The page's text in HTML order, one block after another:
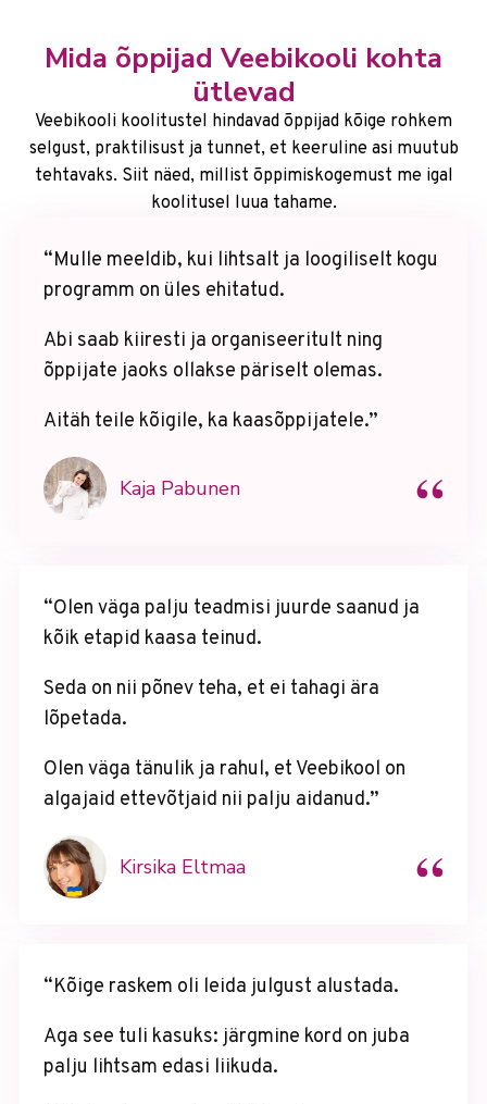
Mida õppijad Veebikooli kohta
ütlevad
Veebikooli koolitustel hindavad õppijad kõige rohkem
selgust, praktilisust ja tunnet, et keeruline asi muutub
tehtavaks. Siit näed, millist õppimiskogemust me igal
koolitusel luua tahame.
“Mulle meeldib, kui lihtsalt ja loogiliselt kogu
programm on üles ehitatud.
Abi saab kiiresti ja organiseeritult ning
õppijate jaoks ollakse päriselt olemas.
Aitäh teile kõigile, ka kaasõppijatele.”
Kaja Pabunen “
“Olen väga palju teadmisi juurde saanud ja
kõik etapid kaasa teinud.
Seda on nii põnev teha, et ei tahagi ära
lõpetada.
Olen väga tänulik ja rahul, et Veebikool on
algajaid ettevõtjaid nii palju aidanud.”
Kirsika Eltmaa “
“Kõige raskem oli leida julgust alustada.
Aga see tuli kasuks: järgmine kord on juba
palju lihtsam edasi liikuda.